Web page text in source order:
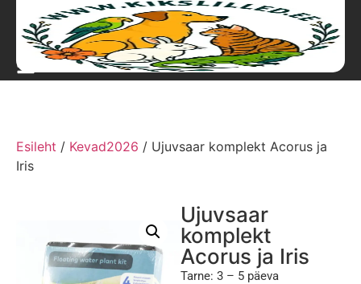
Esileht / Kevad2026 / Ujuvsaar komplekt Acorus ja
Iris
Ujuvsaar
komplekt
Acorus ja Iris
Tarne: 3 – 5 päeva